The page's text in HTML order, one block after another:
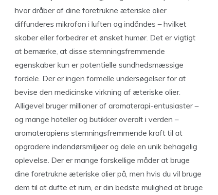
hvor dråber af dine foretrukne æteriske olier
diffunderes mikrofon i luften og indåndes – hvilket
skaber eller forbedrer et ønsket humør. Det er vigtigt
at bemærke, at disse stemningsfremmende
egenskaber kun er potentielle sundhedsmæssige
fordele. Der er ingen formelle undersøgelser for at
bevise den medicinske virkning af æteriske olier.
Alligevel bruger millioner af aromaterapi-entusiaster –
og mange hoteller og butikker overalt i verden –
aromaterapiens stemningsfremmende kraft til at
opgradere indendørsmiljøer og dele en unik behagelig
oplevelse. Der er mange forskellige måder at bruge
dine foretrukne æteriske olier på, men hvis du vil bruge
dem til at dufte et rum, er din bedste mulighed at bruge